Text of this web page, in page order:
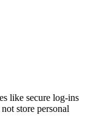
like secure log-ins
store personal